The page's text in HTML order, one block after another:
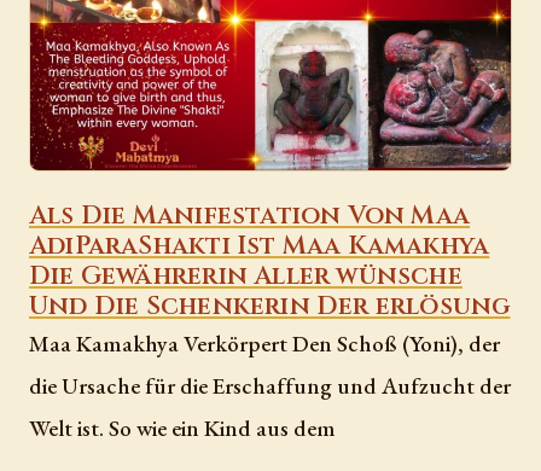
Als Die Manifestation Von Maa
AdiParaShakti Ist Maa Kamakhya
Die Gewährerin Aller wünsche
Und Die Schenkerin Der erlösung
Maa Kamakhya Verkörpert Den Schoß (Yoni), der
die Ursache für die Erschaffung und Aufzucht der
Welt ist. So wie ein Kind aus dem